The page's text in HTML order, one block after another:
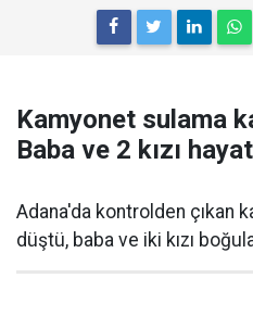
Kamyonet sulama
Baba ve 2 kızı
Adana'da kontrolden çıkan
düştü, baba ve iki kızı